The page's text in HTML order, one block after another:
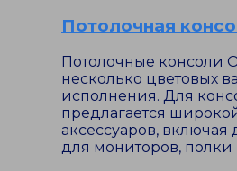
Потолочная
Потолочные консоли
несколько цветовых
исполнения. Для
предлагается
аксессуаров, включая
для мониторов, полки